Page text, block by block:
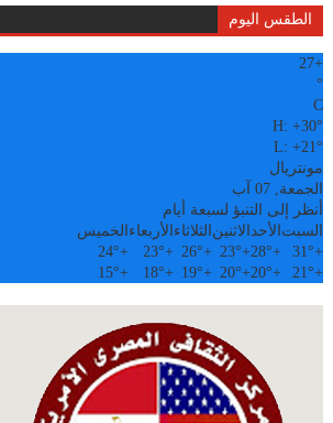
الطقس اليوم
+
27
°
C
H:+30°
L:+21°
مونتريال
الجمعة, 07 آب
أنظر إلى التنبؤ لسبعة أيام
السبت الأحدالاثنين الثلاثاء الأربعاء الخميس
+
31°
+
28°
+
23°
+
26°
+
23°
+
24°
+
21°
+
20°
+
20°
+
19°
+
18°
+
15°